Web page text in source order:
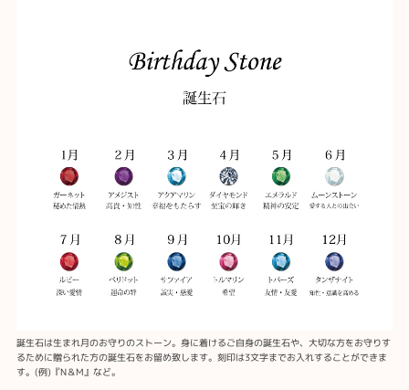
誕生石は生まれ月のお守りのストーン。身に着けるご自身の誕生石や、大切な方をお守りす
るために贈られた方の誕生石をお留め致します。刻印は3文字までお入れすることができま
す。(例)『N＆M』など。